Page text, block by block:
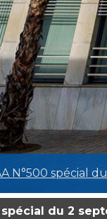
N°500 spécial
spécial du 2